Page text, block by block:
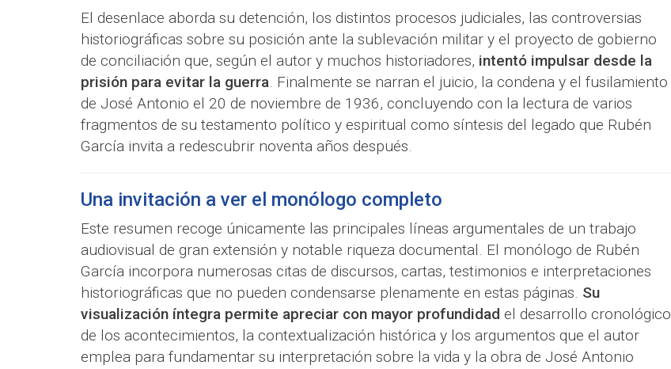
El desenlace aborda su detención, los distintos procesos judiciales, las controversias
historiográficas sobre su posición ante la sublevación militar y el proyecto de gobierno
de conciliación que, según el autor y muchos historiadores, intentó impulsar desde la
prisión para evitar la guerra. Finalmente se narran el juicio, la condena y el fusilamiento
de José Antonio el 20 de noviembre de 1936, concluyendo con la lectura de varios
fragmentos de su testamento político y espiritual como síntesis del legado que Rubén
García invita a redescubrir noventa años después.
Una invitación a ver el monólogo completo
Este resumen recoge únicamente las principales líneas argumentales de un trabajo
audiovisual de gran extensión y notable riqueza documental. El monólogo de Rubén
García incorpora numerosas citas de discursos, cartas, testimonios e interpretaciones
historiográficas que no pueden condensarse plenamente en estas páginas. Su
visualización íntegra permite apreciar con mayor profundidad el desarrollo cronológico
de los acontecimientos, la contextualización histórica y los argumentos que el autor
emplea para fundamentar su interpretación sobre la vida y la obra de José Antonio